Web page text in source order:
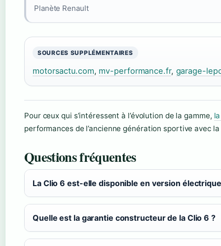
Planète Renault
SOURCES SUPPLÉMENTAIRES
motorsactu.com, mv-performance.fr, garage-
Pour ceux qui s’intéressent à l’évolution de la gamme,
performances de l’ancienne génération sportive avec
Questions fréquentes
La Clio 6 est-elle disponible en version
Quelle est la garantie constructeur de la Clio 6 ?